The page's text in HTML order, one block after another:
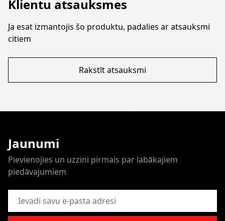
Klientu atsauksmes
Ja esat izmantojis šo produktu, padalies ar atsauksmi
citiem
Rakstīt atsauksmi
Jaunumi
Pievienojies un uzzini pirmais par labākajiem
piedāvajumiem
E-pasta adrese